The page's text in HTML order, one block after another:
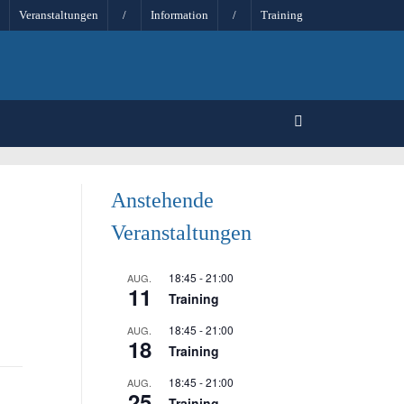
Veranstaltungen / Information / Training
Anstehende
Veranstaltungen
AUG.
11
18:45 -21:00
Training
AUG.
18
18:45 -21:00
Training
AUG. 18:45 -21:00